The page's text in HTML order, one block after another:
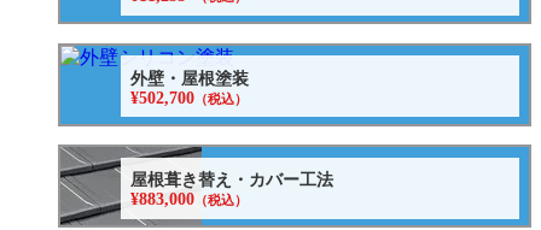
外壁・屋根塗装
¥502,700 （税込）
屋根葺き替え・カバー工法
¥883,000 （税込）